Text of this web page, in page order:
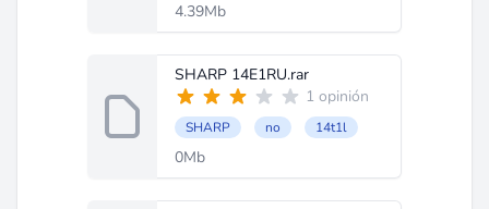
4.39Mb
SHARP 14E1RU.rar
1 opinión
SHARP no 14t1l
0Mb